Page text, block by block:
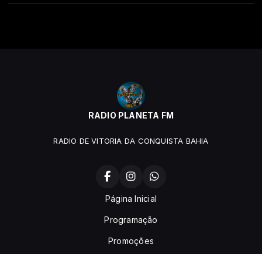
RADIO PLANETA FM
RADIO DE VITORIA DA CONQUISTA BAHIA
Página Inicial
Programação
Promoções